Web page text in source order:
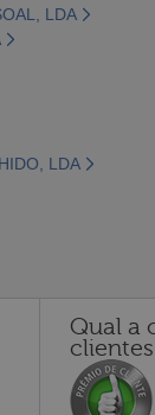
LDA
LDA
Qual a